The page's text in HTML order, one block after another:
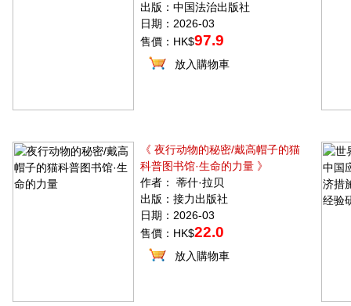
出版：中国法治出版社
日期：2026-03
售價：HK$97.9
放入購物車
《 夜行动物的秘密/戴高帽子的猫
科普图书馆·生命的力量 》
作者： 蒂什·拉贝
出版：接力出版社
日期：2026-03
售價：HK$22.0
放入購物車